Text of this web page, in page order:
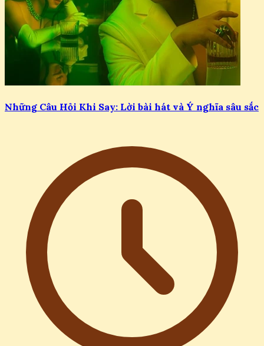
Những Câu Hỏi Khi Say: Lời bài hát và Ý nghĩa sâu sắc